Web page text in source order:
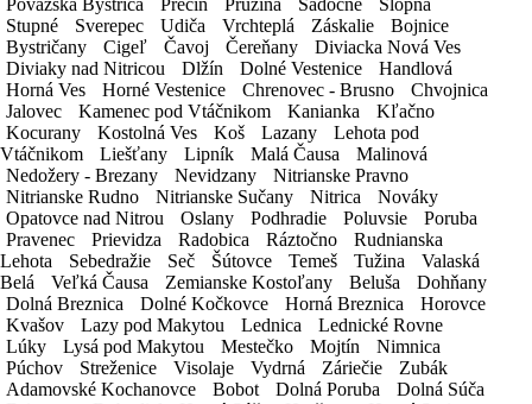
Považská Bystrica
Prečín Pružina Sádočné
Slopná
Stupné
Sverepec Udiča Vrchteplá Záskalie
Bojnice
Bystričany
Cigeľ Čavoj Čereňany
Diviacka Nová Ves
Diviaky nad Nitricou
Dlžín Dolné Vestenice
Handlová
Horná Ves
Horné Vestenice Chrenovec - Brusno
Chvojnica
Jalovec
Kamenec pod Vtáčnikom Kanianka
Kľačno
Kocurany
Kostolná Ves Koš Lazany
Lehota pod
Vtáčnikom
Liešťany Lipník Malá Čausa
Malinová
Nedožery - Brezany
Nevidzany
Nitrianske Pravno
Nitrianske Rudno
Nitrianske Sučany Nitrica
Nováky
Opatovce nad Nitrou
Oslany Podhradie Poluvsie
Poruba
Pravenec
Prievidza Radobica Ráztočno
Rudnianska
Lehota
Sebedražie Seč Šútovce Temeš Tužina
Valaská
Belá
Veľká Čausa Zemianske Kostoľany Beluša
Dohňany
Dolná Breznica
Dolné Kočkovce Horná Breznica
Horovce
Kvašov
Lazy pod Makytou Lednica
Lednické Rovne
Lúky
Lysá pod Makytou Mestečko Mojtín
Nimnica
Púchov
Streženice Visolaje Vydrná Záriečie
Zubák
Adamovské Kochanovce
Bobot Dolná Poruba
Dolná Súča
Považská Bystrica
Prečín Pružina Sádočné
Slopná
Stupné
Sverepec Udiča Vrchteplá Záskalie
Bojnice
Bystričany
Cigeľ Čavoj Čereňany
Diviacka Nová Ves
Diviaky nad Nitricou
Dlžín Dolné Vestenice
Handlová
Horná Ves
Horné Vestenice Chrenovec - Brusno
Chvojnica
Jalovec
Kamenec pod Vtáčnikom Kanianka
Kľačno
Kocurany
Kostolná Ves Koš Lazany
Lehota pod
Vtáčnikom
Liešťany Lipník Malá Čausa
Malinová
Nedožery - Brezany
Nevidzany
Nitrianske Pravno
Nitrianske Rudno
Nitrianske Sučany Nitrica
Nováky
Opatovce nad Nitrou
Oslany Podhradie Poluvsie
Poruba
Pravenec
Prievidza Radobica Ráztočno
Rudnianska
Lehota
Sebedražie Seč Šútovce Temeš Tužina
Valaská
Belá
Veľká Čausa Zemianske Kostoľany Beluša
Dohňany
Dolná Breznica
Dolné Kočkovce Horná Breznica
Horovce
Kvašov
Lazy pod Makytou Lednica
Lednické Rovne
Lúky
Lysá pod Makytou Mestečko Mojtín
Nimnica
Púchov
Streženice Visolaje Vydrná Záriečie
Zubák
Adamovské Kochanovce
Bobot Dolná Poruba
Dolná Súča
Asistenčné služby v rámci EÚ Zadarmo
Nad 1 mesiac prenájmu čistenie vozidla
Zadarmo
Detská autosedačka
5€ / deň
Navigácia 3€ / deň
Detský podsedák 3€ / deň
Svadobné ŠPZ 3€ / deň
Cestujete do zahraničia?
Áno
Nie
Všetky krajiny, ktoré sa chystáte navštíviť